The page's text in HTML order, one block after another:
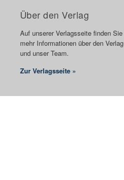
Über den Verlag
Auf unserer Verlagsseite finden Sie
mehr Informationen über den Verlag
und unser Team.
Zur Verlagsseite »